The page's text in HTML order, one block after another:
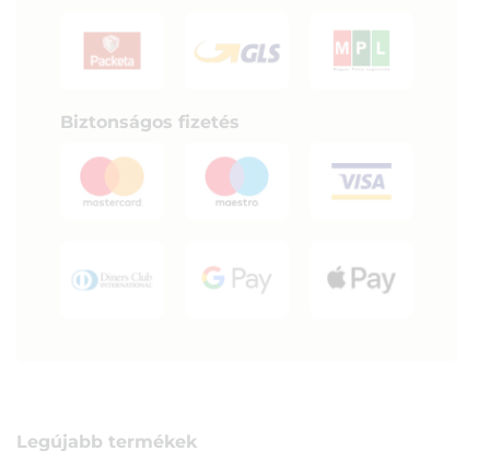
Biztonságos fizetés
Legújabb termékek